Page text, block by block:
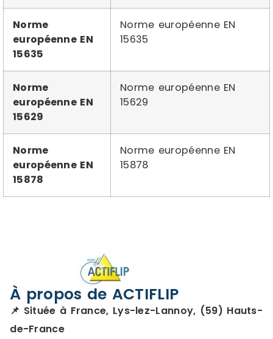
Norme
européenne EN
15635
Norme européenne EN
15635
Norme
européenne EN
15629
Norme européenne EN
15629
Norme
européenne EN
15878
Norme européenne EN
15878
À propos de ACTIFLIP
📌 Située à France, Lys-lez-Lannoy, (59) Hauts-
de-France